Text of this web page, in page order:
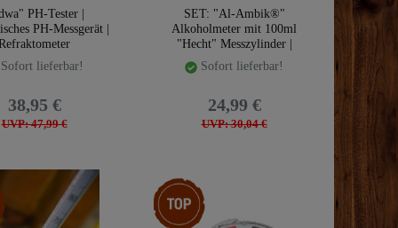
PH-Tester |
PH-Messgerät |
lieferbar!
UVP: 47,99 €
38,95 €
SET: "Al-Ambik®"
Alkoholmeter mit 100ml
"Hecht" Messzylinder |
Laborglas
Sofort lieferbar!
UVP: 30,04 €
24,99 €
Top-Artikel